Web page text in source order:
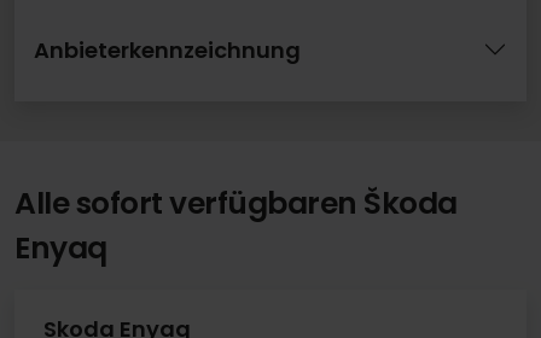
Anbieterkennzeichnung
Alle sofort verfügbaren Škoda
Enyaq
Skoda Enyaq